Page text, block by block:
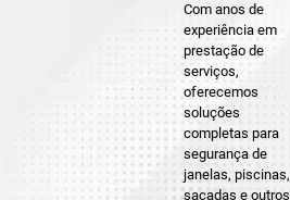
Com anos de
experiência em
prestação de
serviços,
oferecemos
soluções
completas para
segurança de
janelas, piscinas,
sacadas e outros